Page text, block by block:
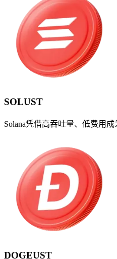
SOLUST
Solana凭借高吞吐量、低费用成
DOGEUST